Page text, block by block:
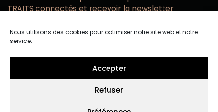
Nous utilisons des cookies pour optimiser notre site web et notre
service.
Accepter
Refuser
TRAITS connectés et recevoir la newsletter
email
confidentialité.